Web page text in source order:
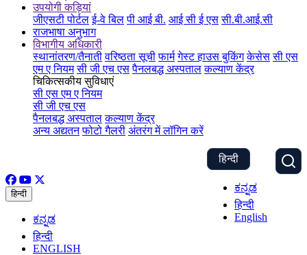
उपयोगी कड़ियां
जीएसटी पोर्टल ई-वे बिल पी आई बी. आई सी ई एस सी.बी.आई.सी
राजभाषा अनुभाग
विभागीय अधिकारी
स्थानांतरण/तैनाती वरिष्ठता सूची फार्म गेस्ट हाउस बुकिंग केसेस सी एस
एम ए नियम सी जी एच एस पैनलबद्ध अस्पताल कल्याण केंद्र
चिकित्सकीय सुविधाएं
सी एस एम ए नियम
सी जी एच एस
पैनलबद्ध अस्पताल कल्याण केंद्र
अन्य अद्यतन फोटो गैलरी अंतरंग में लॉगिन करें
हिन्दी
ಕನ್ನಡ
हिन्दी
English
हिन्दी
ಕನ್ನಡ
हिन्दी
ENGLISH